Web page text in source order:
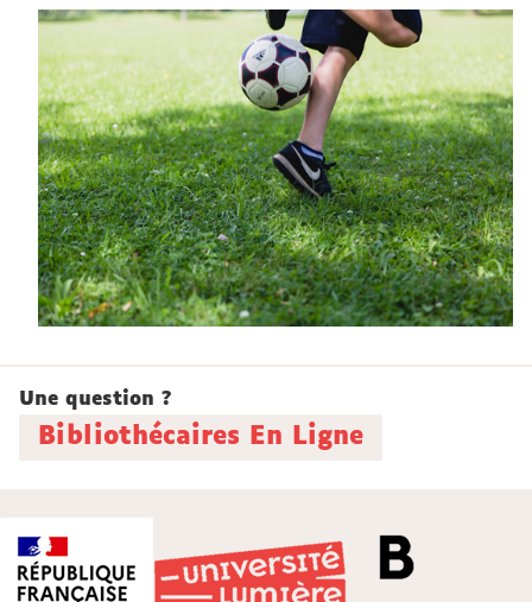
Une question ?
Bibliothécaires En Ligne